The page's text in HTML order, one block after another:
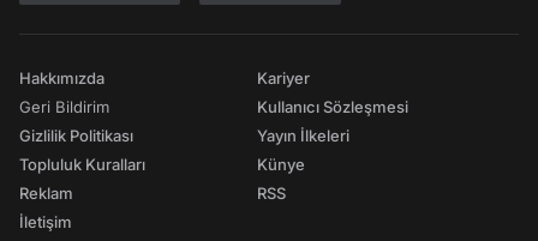
Hakkımızda
Geri Bildirim
Gizlilik Politikası
Topluluk Kuralları
Reklam
İletişim
Kariyer
Kullanıcı Sözleşmesi
Yayın İlkeleri
Künye
RSS